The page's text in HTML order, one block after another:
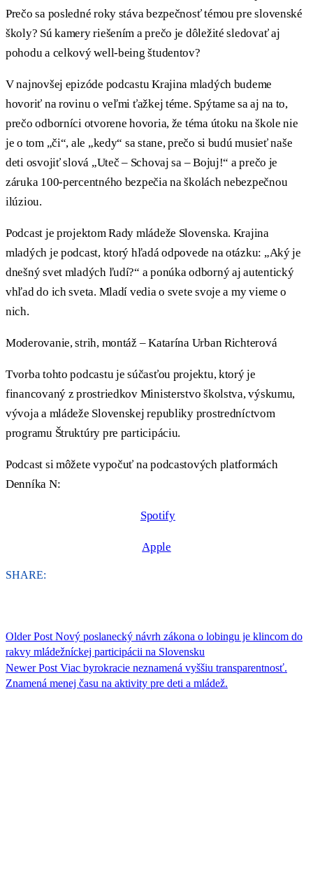
Prečo sa posledné roky stáva bezpečnosť témou pre slovenské
školy? Sú kamery riešením a prečo je dôležité sledovať aj
pohodu a celkový well-being študentov?
V najnovšej epizóde podcastu Krajina mladých budeme
hovoriť na rovinu o veľmi ťažkej téme. Spýtame sa aj na to,
prečo odborníci otvorene hovoria, že téma útoku na škole nie
je o tom „či“, ale „kedy“ sa stane, prečo si budú musieť naše
deti osvojiť slová „Uteč – Schovaj sa – Bojuj!“ a prečo je
záruka 100-percentného bezpečia na školách nebezpečnou
ilúziou.
Podcast je projektom Rady mládeže Slovenska. Krajina
mladých je podcast, ktorý hľadá odpovede na otázku: „Aký je
dnešný svet mladých ľudí?“ a ponúka odborný aj autentický
vhľad do ich sveta. Mladí vedia o svete svoje a my vieme o
nich.
Moderovanie, strih, montáž – Katarína Urban Richterová
Tvorba tohto podcastu je súčasťou projektu, ktorý je
financovaný z prostriedkov Ministerstvo školstva, výskumu,
vývoja a mládeže Slovenskej republiky prostredníctvom
programu Štruktúry pre participáciu.
Podcast si môžete vypočuť na podcastových platformách
Denníka N:
Spotify
Apple
SHARE:
Older PostNový poslanecký návrh zákona o lobingu je klincom do
rakvy mládežníckej participácii na Slovensku
Newer PostViac byrokracie neznamená vyššiu transparentnosť.
Znamená menej času na aktivity pre deti a mládež.